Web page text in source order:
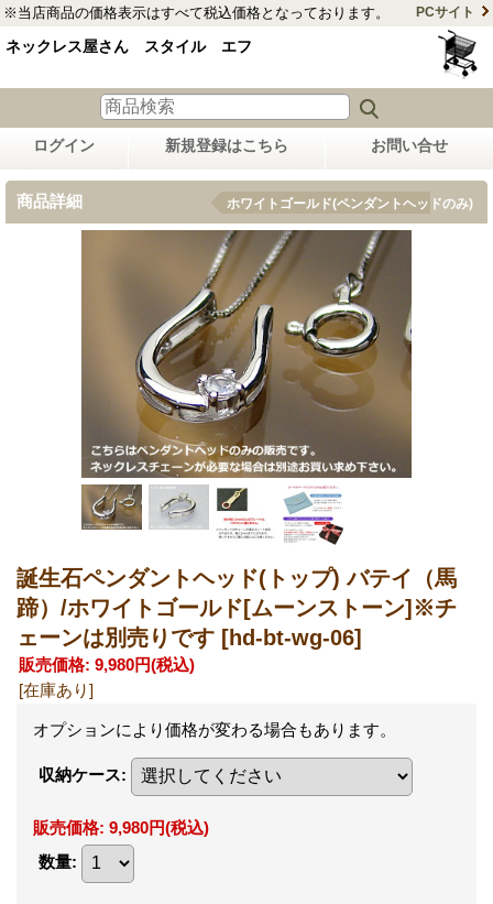
※当店商品の価格表示はすべて税込価格となっております。 PCサイト
ネックレス屋さん スタイル エフ
ログイン 新規登録はこちら お問い合せ
商品詳細 ホワイトゴールド(ペンダントヘッドのみ)
誕生石ペンダントヘッド(トップ) バテイ（馬
蹄）/ホワイトゴールド[ムーンストーン]※チ
ェーンは別売りです [hd-bt-wg-06]
販売価格: 9,980円(税込)
[在庫あり]
オプションにより価格が変わる場合もあります。
収納ケース:
販売価格: 9,980円(税込)
数量: